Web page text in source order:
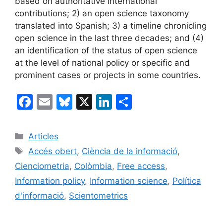
contributions; 2) an open science taxonomy
translated into Spanish; 3) a timeline chronicling
open science in the last three decades; and (4)
an identification of the status of open science
at the level of national policy or specific and
prominent cases or projects in some countries.
F
c
e
b
o
o
E
ai
l
Bl
s
k
y
X
Li
e
dI
n
p
ar
te
Categories
Articles
Etiquetes
Accés obert, Ciència de la informació,
Cienciometria, Colòmbia, Free access,
Information policy, Information science, Política
d'informació, Scientometrics